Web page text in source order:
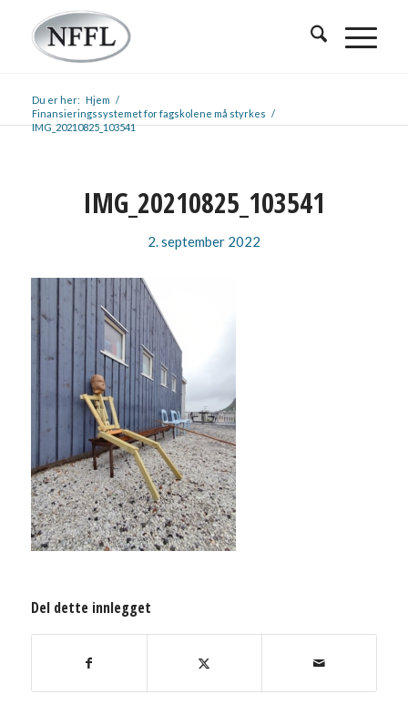
Du er her: Hjem /
Finansieringssystemet for fagskolene må styrkes /
IMG_20210825_103541
IMG_20210825_103541
2. september 2022
Del dette innlegget